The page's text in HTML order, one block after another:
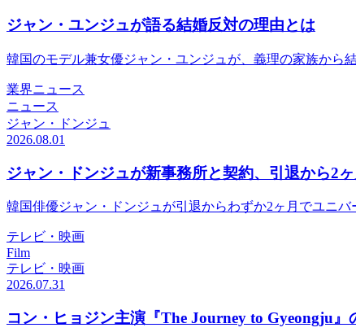
ジャン・ユンジュが語る結婚反対の理由とは
韓国のモデル兼女優ジャン・ユンジュが、義理の家族から
業界ニュース
ニュース
ジャン・ドンジュ
2026.08.01
ジャン・ドンジュが新事務所と契約、引退から2
韓国俳優ジャン・ドンジュが引退からわずか2ヶ月でユニ
テレビ・映画
Film
テレビ・映画
2026.07.31
コン・ヒョジン主演『The Journey to Gyeongju』